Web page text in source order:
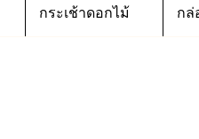
กระเช้าดอกไม้ กล่